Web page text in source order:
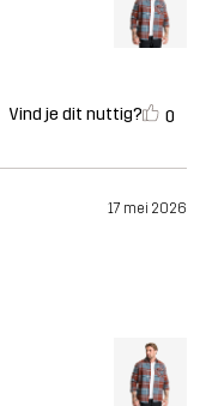
Vind je dit nuttig? 0
17 mei 2026